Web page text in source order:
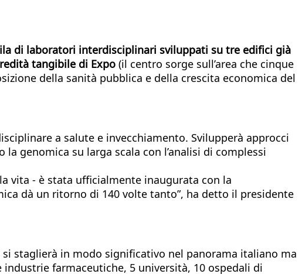
di laboratori interdisciplinari sviluppati su tre edifici già
tangibile di Expo (il centro sorge sull’area che cinque
della sanità pubblica e della crescita economica del
a salute e invecchiamento. Svilupperà approcci
genomica su larga scala con l’analisi di complessi
vita - è stata ufficialmente inaugurata con la
dà un ritorno di 140 volte tanto”, ha detto il presidente
staglierà in modo significativo nel panorama italiano ma
farmaceutiche, 5 università, 10 ospedali di